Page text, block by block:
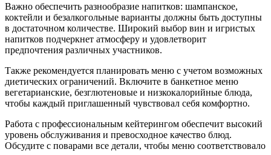
Важно обеспечить разнообразие напитков: шампанское,
коктейли и безалкогольные варианты должны быть доступны
в достаточном количестве. Широкий выбор вин и игристых
напитков подчеркнет атмосферу и удовлетворит
предпочтения различных участников.
Также рекомендуется планировать меню с учетом возможных
диетических ограничений. Включите в банкетное меню
вегетарианские, безглютеновые и низкокалорийные блюда,
чтобы каждый приглашенный чувствовал себя комфортно.
Работа с профессиональным кейтерингом обеспечит высокий
уровень обслуживания и превосходное качество блюд.
Обсудите с поварами все детали, чтобы меню соответствовало